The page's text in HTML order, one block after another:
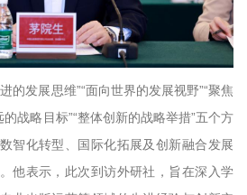
的发展思维”“面向世界的发展视野”“聚焦
战略目标”“整体创新的战略举措”五个方
智化转型、国际化拓展及创新融合发展
他表示，此次到访外研社，旨在深入学